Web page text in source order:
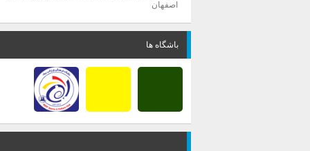
اصفهان
باشگاه ها